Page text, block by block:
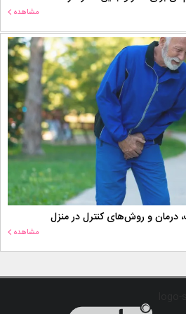
مشاهده
درمان و روش‌های کنترل در منزل
مشاهده